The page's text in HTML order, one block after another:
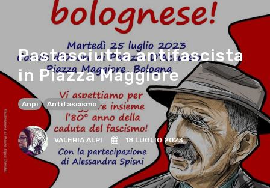
Pastasciutta antifascista
in Piazza Maggiore
Anpi Antifascismo
VALERIA ALPI 18 LUGLIO 2023